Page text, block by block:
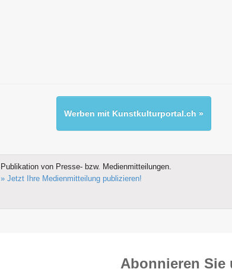
Werben mit Kunstkulturportal.ch »
Publikation von Presse- bzw. Medienmitteilungen.
» Jetzt Ihre Medienmitteilung publizieren!
Abonnieren Sie